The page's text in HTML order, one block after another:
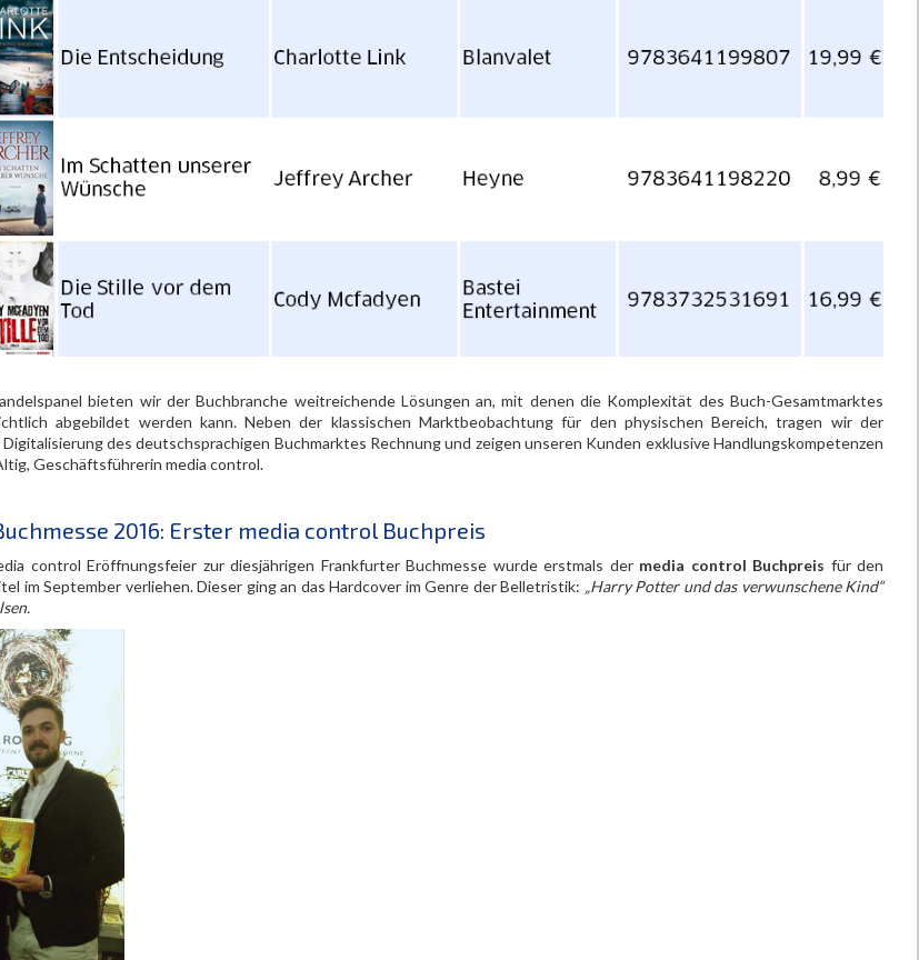
bieten wir der Buchbranche weitreichende Lösungen an, mit denen die Komplexität des Buch-Gesamtmarktes
abgebildet werden kann. Neben der klassischen Marktbeobachtung für den physischen Bereich, tragen wir der
des deutschsprachigen Buchmarktes Rechnung und zeigen unseren Kunden exklusive Handlungskompetenzen
Geschäftsführerin media control.
2016: Erster media control Buchpreis
control Eröffnungsfeier zur diesjährigen Frankfurter Buchmesse wurde erstmals der media control Buchpreis für den
im September verliehen. Dieser ging an das Hardcover im Genre der Belletristik: „Harry Potter und das verwunschene Kind“